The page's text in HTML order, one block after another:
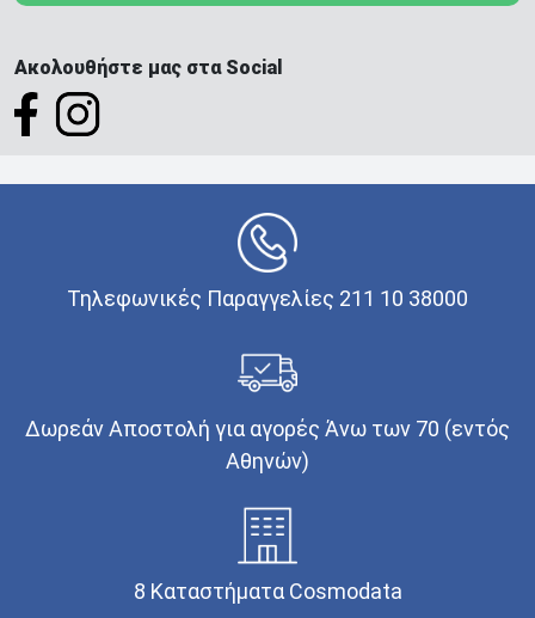
Ακολουθήστε μας στα Social
Τηλεφωνικές Παραγγελίες 211 10 38000
Δωρεάν Αποστολή για αγορές Άνω των 70 (εντός
Αθηνών)
8 Καταστήματα Cosmodata